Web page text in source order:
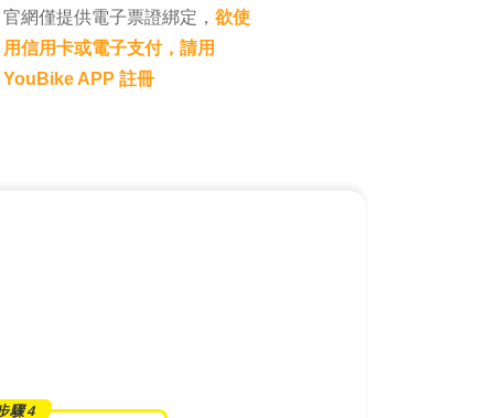
官網僅提供電子票證綁定， 欲使
用信用卡或電子支付，請用
YouBike APP 註冊